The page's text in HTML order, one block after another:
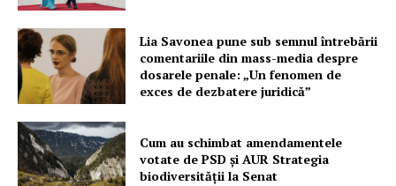
Lia Savonea pune sub semnul întrebării
comentariile din mass-media despre
dosarele penale: „Un fenomen de
exces de dezbatere juridică”
Cum au schimbat amendamentele
votate de PSD și AUR Strategia
biodiversității la Senat